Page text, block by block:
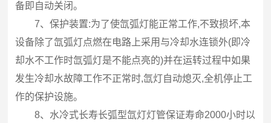
备即自动关闭。
7、保护装置:为了使氙弧灯能正常工作,不致损坏,本
设备除了氙弧灯点燃在电路上采用与冷却水连锁外(即冷
却水不工作时氙弧灯是不能点亮的)并在运转过程中如果
发生冷却水故障工作不正常时,氙灯自动熄灭,全机停止工
作的保护设施。
8、水冷式长寿长弧型氙灯灯管保证寿命2000小时以